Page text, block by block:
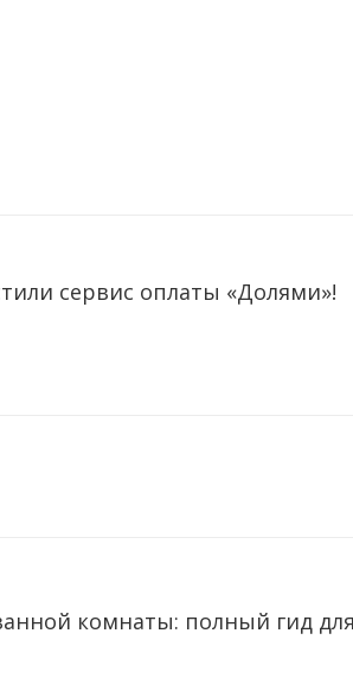
сервис оплаты «Долями»!
комнаты: полный гид для